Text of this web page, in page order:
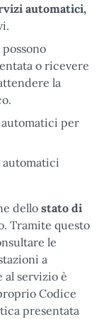
automatici,
o ricevere
la
per
dello stato di
Tramite questo
le
a
al servizio è
Codice
presentata